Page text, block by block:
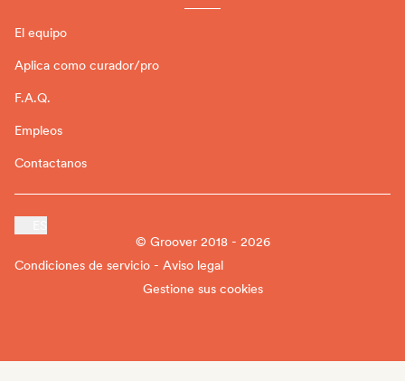
El equipo
Aplica como curador/pro
F.A.Q.
Empleos
Contactanos
© Groover 2018 - 2026
Condiciones de servicio - Aviso legal
Gestione sus cookies